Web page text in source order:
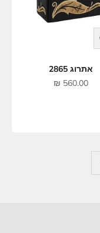
אתרוג 2865
מחיר מבצע
560.00 ₪